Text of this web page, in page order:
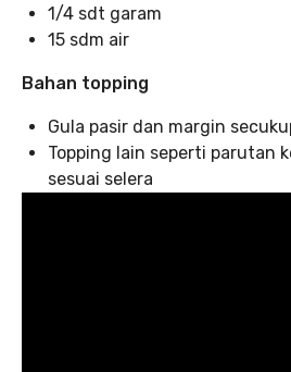
1/4 sdt garam
15 sdm air
Bahan topping
Gula pasir dan margin
Topping lain seperti parutan
sesuai selera